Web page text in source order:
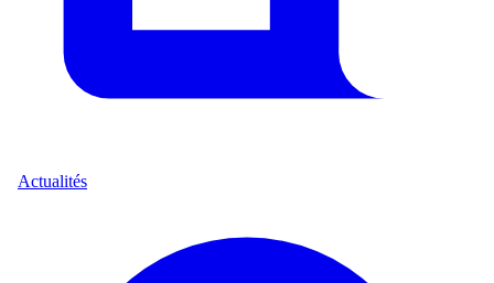
Actualités